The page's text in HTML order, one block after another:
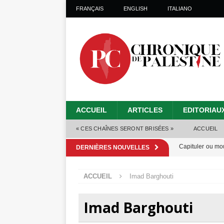
FRANÇAIS ENGLISH ITALIANO
ACCUEIL ARTICLES
« CES CHAÎNES SERONT BRISÉES » ACCUEIL
DERNIÈRES NOUVELLES Capituler ou
Alors que
ACCUEIL Imad Barghouti
Imad Barghouti